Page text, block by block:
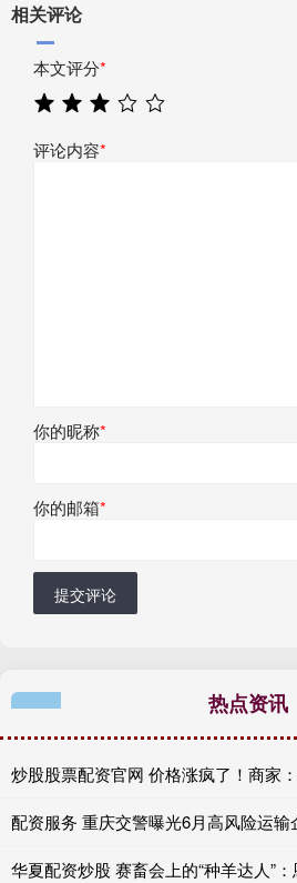
相关评论
本文评分*
评论内容*
你的昵称*
你的邮箱*
提交评论
热点资讯
配资服务 重庆交警曝光6月高风险运输
华夏配资炒股 赛畜会上的“种羊达人”